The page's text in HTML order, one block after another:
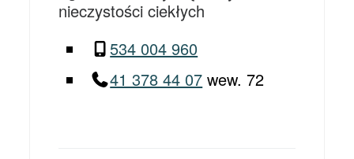
nieczystości ciekłych
534 004 960
41 378 44 07 wew. 72